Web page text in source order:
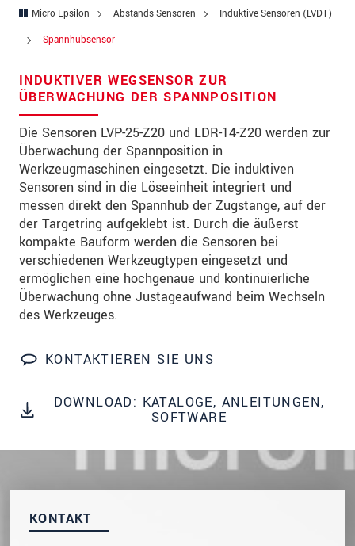
Micro-Epsilon Abstands-Sensoren
Induktive Sensoren (LVDT)
Spannhubsensor
INDUKTIVER WEGSENSOR ZUR
ÜBERWACHUNG DER SPANNPOSITION
Die Sensoren LVP-25-Z20 und LDR-14-Z20 werden zur
Überwachung der Spannposition in
Werkzeugmaschinen eingesetzt. Die induktiven
Sensoren sind in die Löseeinheit integriert und
messen direkt den Spannhub der Zugstange, auf der
der Targetring aufgeklebt ist. Durch die äußerst
kompakte Bauform werden die Sensoren bei
verschiedenen Werkzeugtypen eingesetzt und
ermöglichen eine hochgenaue und kontinuierliche
Überwachung ohne Justageaufwand beim Wechseln
des Werkzeuges.
KONTAKTIEREN SIE UNS
DOWNLOAD: KATALOGE, ANLEITUNGEN,
SOFTWARE
KONTAKT
PLZ
Ort*
Land *
Telefon
Email*
Nachricht*
Bitte halten Sie mich per Mail über
Produktinnovationen auf dem Laufenden
* Pflichtangaben
dazu unsereDatenschutzerklärung
SENDEN